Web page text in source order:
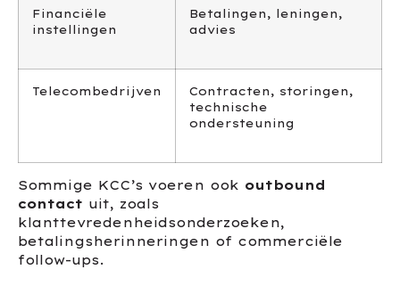
Financiële
instellingen
Betalingen, leningen,
advies
Telecombedrijven
Contracten, storingen,
technische
ondersteuning
Sommige KCC’s voeren ook outbound
contact uit, zoals
klanttevredenheidsonderzoeken,
betalingsherinneringen of commerciële
follow-ups.